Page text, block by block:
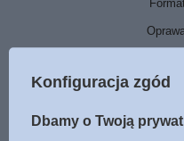
ISBN Więcej
Język
Konfiguracja zgód
Dbamy o Twoją